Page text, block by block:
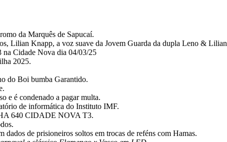
da Marquês de Sapucaí.
Lilian Knapp, a voz suave da Jovem Guarda da dupla Leno & Lilian
na Cidade Nova dia 04/03/25
2025.
do Boi bumba Garantido.
e é condenado a pagar multa.
de informática do Instituto IMF.
640 CIDADE NOVA T3.
dados de prisioneiros soltos em trocas de reféns com Hamas.